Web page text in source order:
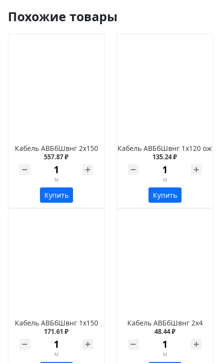
Похожие товары
Кабель АВБбШвнг 2х150
557.87 ₽
м
Купить
Кабель АВБбШвнг 1х120 ож
135.24 ₽
м
Купить
Кабель АВБбШвнг 1х150
171.61 ₽
м
Кабель АВБбШвнг 2х4
48.44 ₽
м